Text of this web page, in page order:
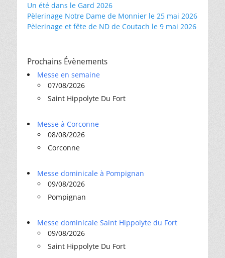
Un été dans le Gard 2026
Pèlerinage Notre Dame de Monnier le 25 mai 2026
Pèlerinage et fête de ND de Coutach le 9 mai 2026
Prochains Évènements
Messe en semaine
07/08/2026
Saint Hippolyte Du Fort
Messe à Corconne
08/08/2026
Corconne
Messe dominicale à Pompignan
09/08/2026
Pompignan
Messe dominicale Saint Hippolyte du Fort
09/08/2026
Saint Hippolyte Du Fort